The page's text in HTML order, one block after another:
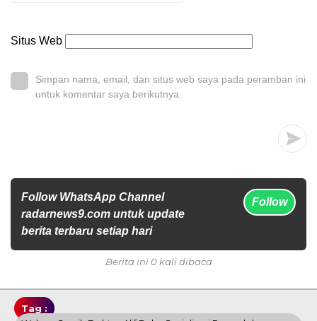
Situs Web
Simpan nama, email, dan situs web saya pada peramban ini
untuk komentar saya berikutnya.
Follow WhatsApp Channel
radarnews9.com untuk update
berita terbaru setiap hari
Follow
Berita ini 0 kali dibaca
Tag :